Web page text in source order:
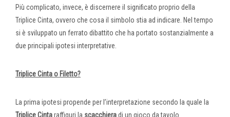
Più complicato, invece, è discernere il significato proprio della
Triplice Cinta, ovvero che cosa il simbolo stia ad indicare. Nel tempo
si è sviluppato un ferrato dibattito che ha portato sostanzialmente a
due principali ipotesi interpretative.
Triplice Cinta o Filetto?
La prima ipotesi propende per l’interpretazione secondo la quale la
Triplice Cintaraffiguri la scacchieradi un gioco da tavolo.